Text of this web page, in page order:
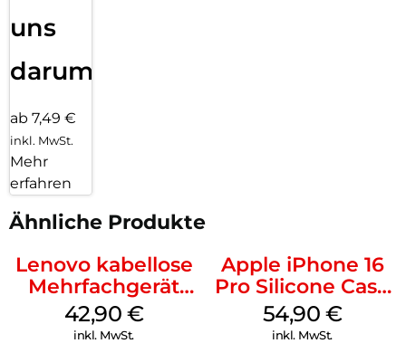
uns
darum!
ab 7,49 €
inkl. MwSt.
Mehr
erfahren
Ähnliche Produkte
Lenovo kabellose
Mehrfachgerät
Luna Grey
42,90 €
inkl. MwSt.
Apple iPhone 16
Pro Silicone Case
MagSafe Black
54,90 €
inkl. MwSt.